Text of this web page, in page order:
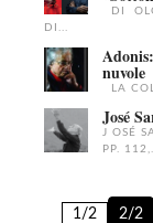
DI
DI...
nuvole
LA
José
J OSÉ
PP.
1/2 2/2